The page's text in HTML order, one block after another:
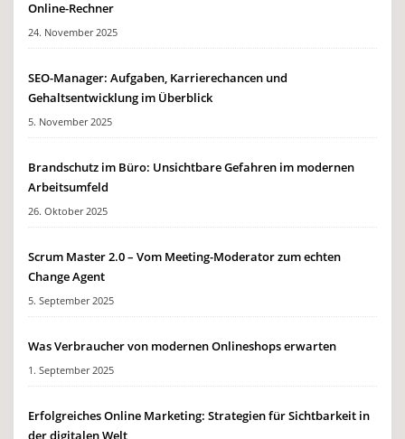
Online-Rechner
24. November 2025
SEO-Manager: Aufgaben, Karrierechancen und
Gehaltsentwicklung im Überblick
5. November 2025
Brandschutz im Büro: Unsichtbare Gefahren im modernen
Arbeitsumfeld
26. Oktober 2025
Scrum Master 2.0 – Vom Meeting-Moderator zum echten
Change Agent
5. September 2025
Was Verbraucher von modernen Onlineshops erwarten
1. September 2025
Erfolgreiches Online Marketing: Strategien für Sichtbarkeit in
der digitalen Welt